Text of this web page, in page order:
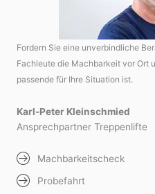
Fordern Sie eine unverbindliche
Fachleute die Machbarkeit vor Ort
passende für Ihre Situation ist.
Karl-Peter Kleinschmied
Ansprechpartner Treppenlifte
Machbarkeitscheck
Probefahrt